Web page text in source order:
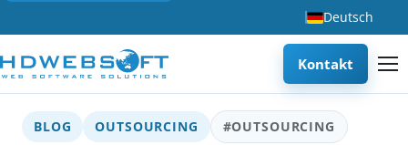
Deutsch
Kontakt
BLOG OUTSOURCING
#OUTSOURCING